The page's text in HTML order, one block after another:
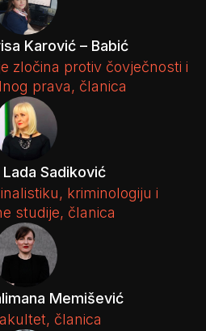
Karović – Babić
zločina protiv čovječnosti i
prava, članica
Sadiković
kriminologiju i
studije, članica
Memišević
članica